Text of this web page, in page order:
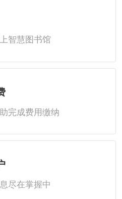
智慧图书馆
完成费用缴纳
尽在掌握中